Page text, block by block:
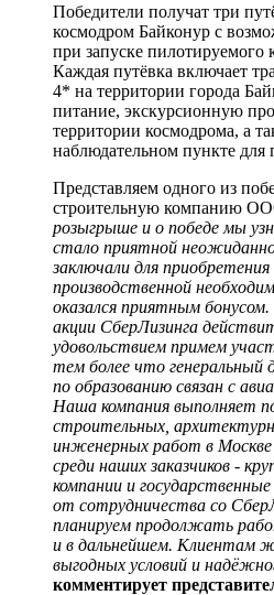
Победители получат три
космодром Байконур с
при запуске пилотируемого
Каждая путёвка включает
4* на территории города
питание, экскурсионную
территории космодрома, а
наблюдательном пункте для
Представляем одного из
строительную компанию
розыгрыше и о победе мы
стало приятной
заключали для
производственной
оказался приятным
акции СберЛизинга
удовольствием примем
тем более что генеральный
по образованию связан с
Наша компания выполняет
строительных,
инженерных работ в Москве
среди наших заказчиков -
компании и
от сотрудничества со
планируем продолжать
и в дальнейшем. Клиентам
выгодных условий и
комментирует